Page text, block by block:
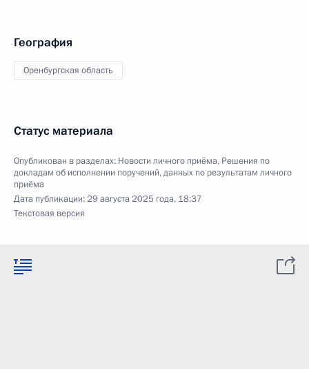
География
Оренбургская область
Статус материала
Опубликован в разделах: Новости личного приёма, Решения по
докладам об исполнении поручений, данных по результатам личного
приёма
Дата публикации:29 августа 2025 года, 18:37
Текстовая версия